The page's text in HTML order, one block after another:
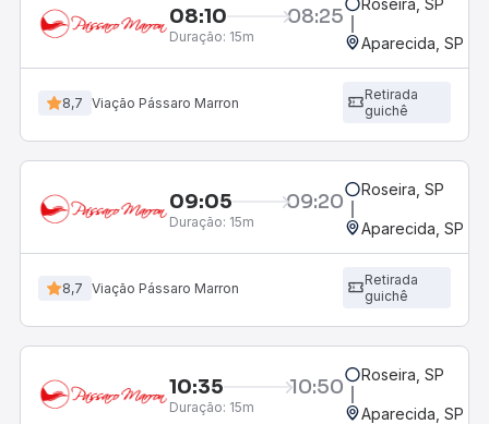
08:10 08:25
Duração: 15m
Roseira, SP
Aparecida, SP -
8,7 Viação Pássaro Marron
Retirada
guichê
09:05 09:20
Duração: 15m
Roseira, SP
Aparecida, SP -
8,7 Viação Pássaro Marron
Retirada
guichê
10:35 10:50
Duração: 15m
Roseira, SP
Aparecida, SP -